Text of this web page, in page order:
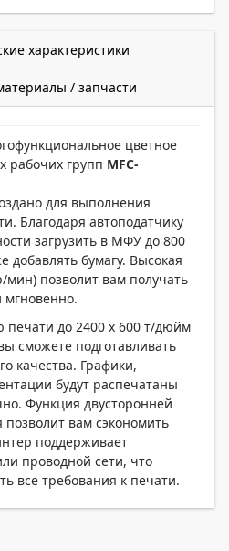
характеристики
/ запчасти
цветное
рабочих групп MFC-
для выполнения
Благодаря автоподатчику
загрузить в МФУ до 800
добавлять бумагу. Высокая
мин) позволит вам получать
мгновенно.
до 2400 x 600 т/дюйм
сможете подготавливать
качества. Графики,
будут распечатаны
Функция двусторонней
вам сэкономить
поддерживает
проводной сети, что
все требования к печати.